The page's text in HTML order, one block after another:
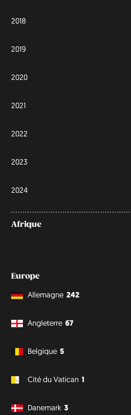
2018
2019
2020
2021
2022
2023
2024
Afrique
Europe
Allemagne 242
Angleterre 67
Belgique 5
Cité du Vatican 1
Danemark 3